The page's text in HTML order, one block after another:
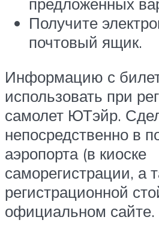
Получите
почтовый ящик.
Информацию с
использовать при
самолет ЮТэйр.
непосредственно в
аэропорта (в киоске
саморегистрации, а
регистрационной
официальном сайте.